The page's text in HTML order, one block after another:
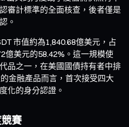
計標準的全面核查，後者僅是
。
市值約為1,840.68億美元，占
億美元的58.42%。這一規模使
品之一，在美國國債持有者中排
金融產品而言，首次接受四大
化的身分認證。
賽